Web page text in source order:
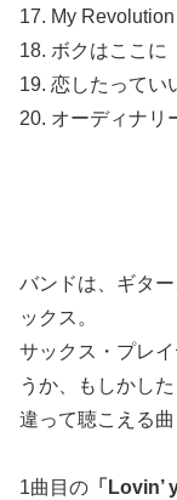
17. My Revolution
18. ボクはここに
19. 恋したってい
20. オーディナリ
バンドは、ギタ
ックス。
サックス・プレ
うか、もしかし
違って聴こえる
1曲目の 「Lovin’